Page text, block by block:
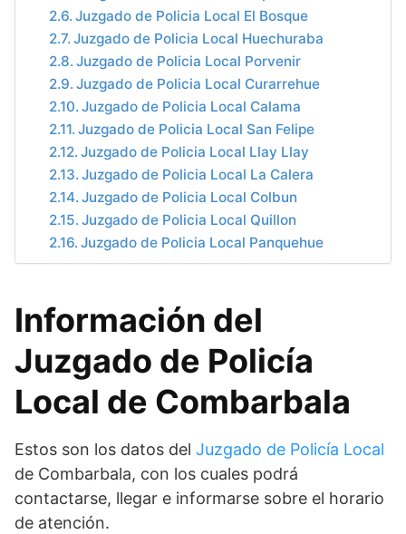
Juzgado de Policia Local El Bosque
Juzgado de Policia Local Huechuraba
Juzgado de Policia Local Porvenir
Juzgado de Policia Local Curarrehue
Juzgado de Policia Local Calama
Juzgado de Policia Local San Felipe
Juzgado de Policia Local Llay Llay
Juzgado de Policia Local La Calera
Juzgado de Policia Local Colbun
Juzgado de Policia Local Quillon
Juzgado de Policia Local Panquehue
Información del
Juzgado de Policía
Local de Combarbala
Estos son los datos del Juzgado de Policía Local
de Combarbala, con los cuales podrá
contactarse, llegar e informarse sobre el horario
de atención.